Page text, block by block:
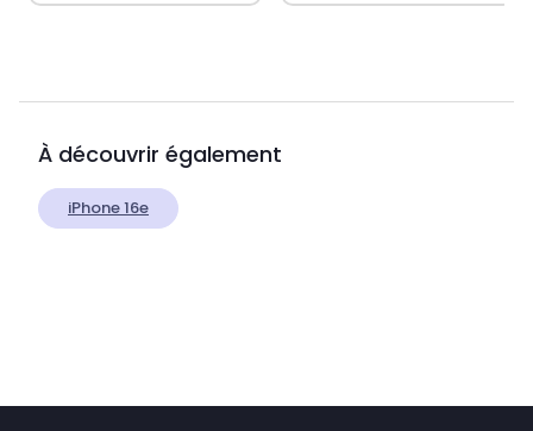
À découvrir également
iPhone 16e